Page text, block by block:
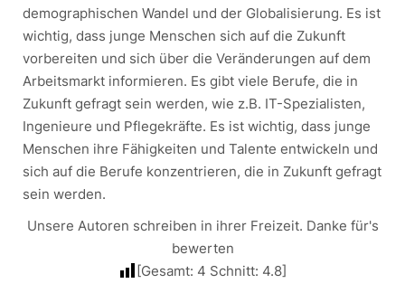
demographischen Wandel und der Globalisierung. Es ist
wichtig, dass junge Menschen sich auf die Zukunft
vorbereiten und sich über die Veränderungen auf dem
Arbeitsmarkt informieren. Es gibt viele Berufe, die in
Zukunft gefragt sein werden, wie z.B. IT-Spezialisten,
Ingenieure und Pflegekräfte. Es ist wichtig, dass junge
Menschen ihre Fähigkeiten und Talente entwickeln und
sich auf die Berufe konzentrieren, die in Zukunft gefragt
sein werden.
Unsere Autoren schreiben in ihrer Freizeit. Danke für's
bewerten
[Gesamt: 4 Schnitt: 4.8]